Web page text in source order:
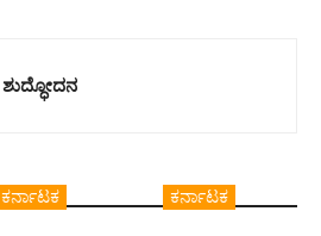
ಶುದ್ಧೋದನ
ಕರ್ನಾಟಕ ಕರ್ನಾಟಕ